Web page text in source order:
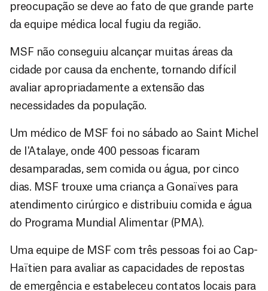
preocupação se deve ao fato de que grande parte
da equipe médica local fugiu da região.
MSF não conseguiu alcançar muitas áreas da
cidade por causa da enchente, tornando difícil
avaliar apropriadamente a extensão das
necessidades da população.
Um médico de MSF foi no sábado ao Saint Michel
de I'Atalaye, onde 400 pessoas ficaram
desamparadas, sem comida ou água, por cinco
dias. MSF trouxe uma criança a Gonaïves para
atendimento cirúrgico e distribuiu comida e água
do Programa Mundial Alimentar (PMA).
Uma equipe de MSF com três pessoas foi ao Cap-
Haïtien para avaliar as capacidades de repostas
de emergência e estabeleceu contatos locais para